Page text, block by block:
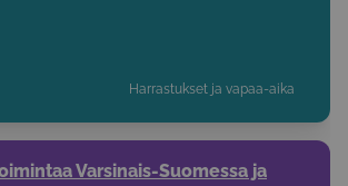
Harrastukset ja vapaa-aika
Varsinais-Suomessa ja